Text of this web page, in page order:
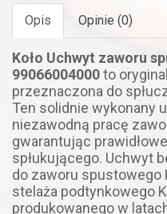
Opis Opinie (0)
Koło Uchwyt zaworu
99066004000to
przeznaczona do
Ten solidnie wykonany
niezawodną pracę
gwarantując
spłukującego. Uchwyt
do zaworu spustowego
stelaża podtynkowego
produkowanego w